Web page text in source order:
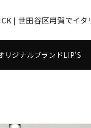
| 世田谷区用賀でイ
リジナルブランドLIP'S